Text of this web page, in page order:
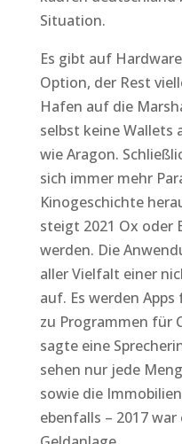
Situation.
Es gibt auf
Option, der Rest
Hafen auf die
selbst keine Wallets
wie Aragon.
sich immer mehr
Kinogeschichte
steigt 2021 Ox oder
werden. Die
aller Vielfalt einer
auf. Es werden
zu Programmen für
sagte eine
sehen nur jede
sowie die
ebenfalls – 2017